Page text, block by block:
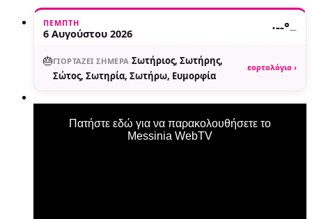
ΠΈΜΠΤΗ
6 Αυγούστου 2026 ·--°—
🎂ΓΙΟΡΤΆΖΕΙ ΣΉΜΕΡΑ Σωτήριος, Σωτήρης,
Σώτος, Σωτηρία, Σωτήρω, Ευμορφία
εορτολόγιο ›
Πατήστε εδώ για να παρακολουθήσετε το
Messinia WebTV